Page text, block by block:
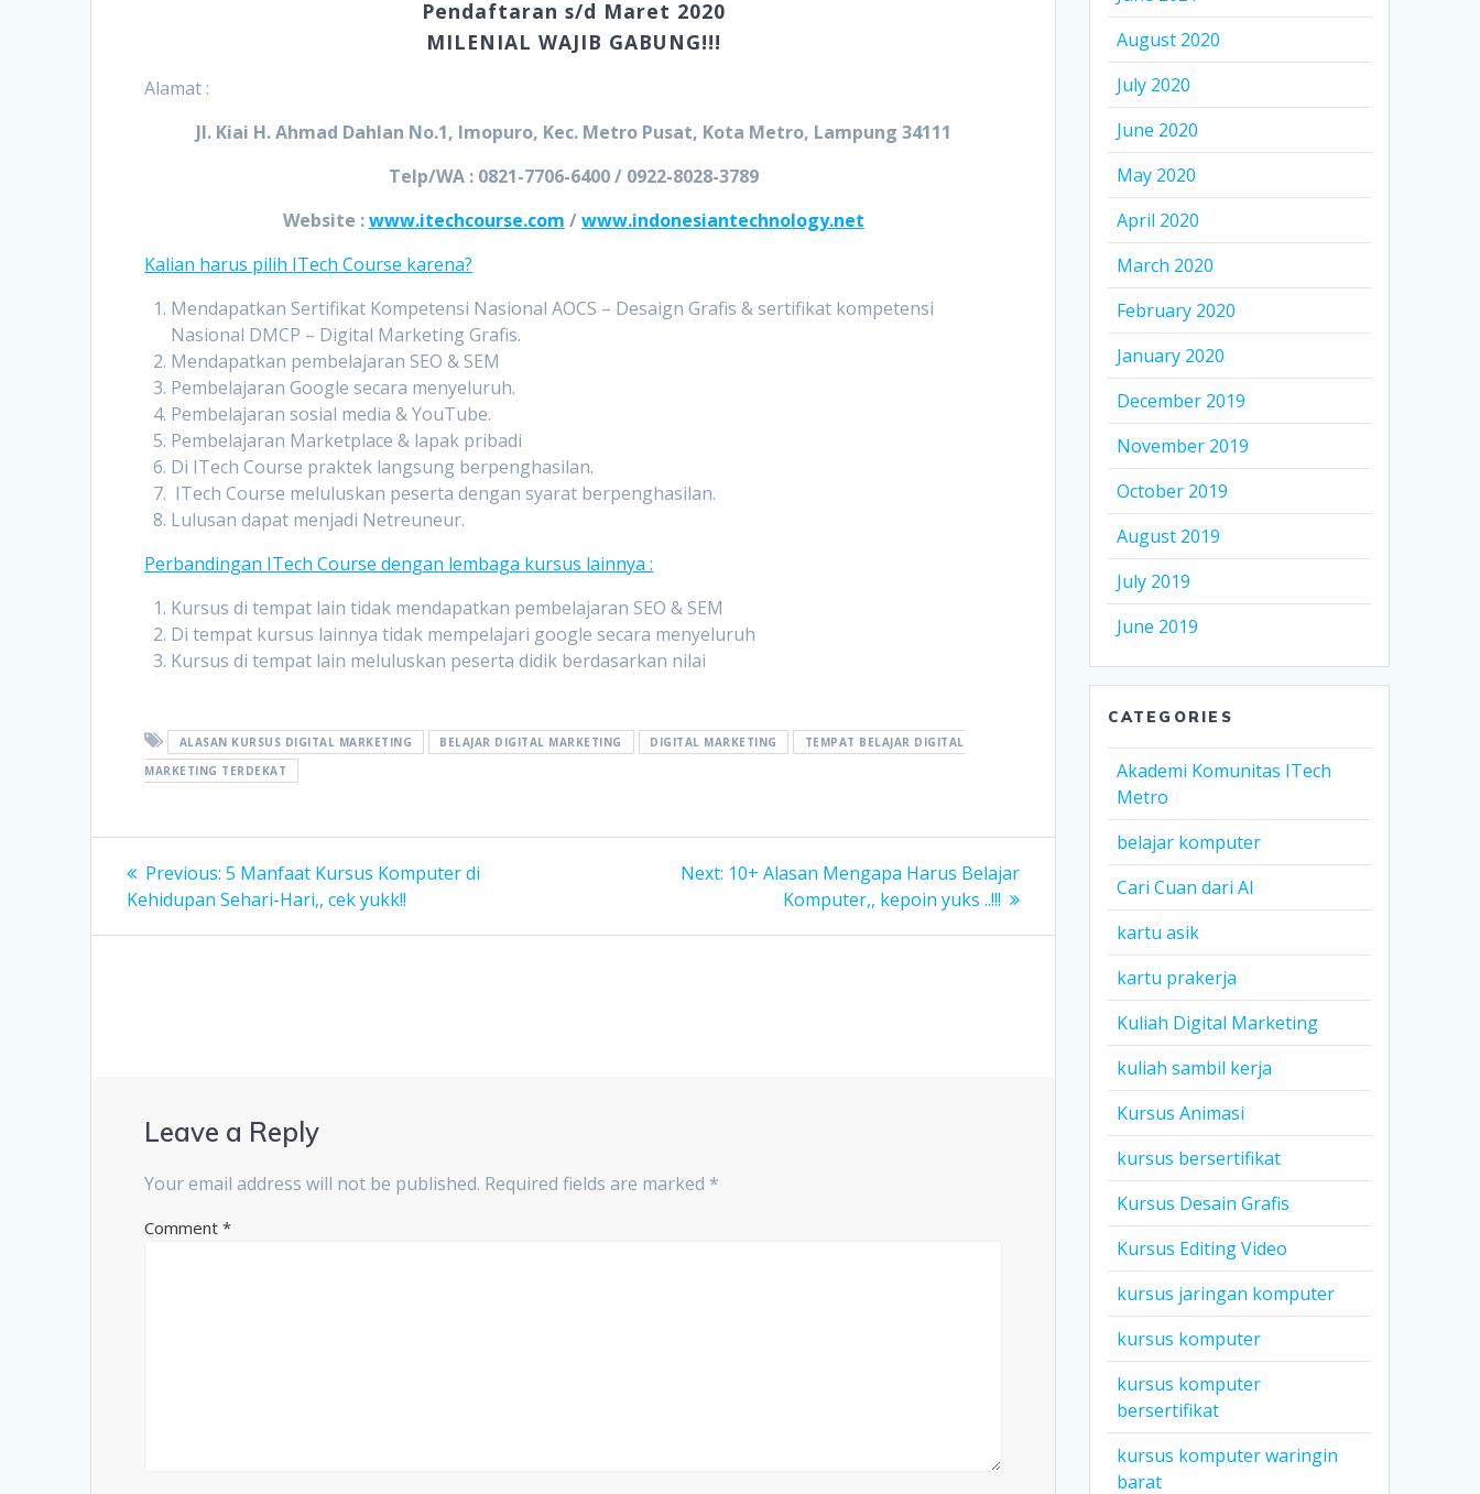
Pendaftaran s/d Maret 2020
MILENIAL WAJIB GABUNG!!!
Alamat :
Jl. Kiai H. Ahmad Dahlan No.1, Imopuro, Kec. Metro Pusat, Kota Metro, Lampung 34111
Telp/WA : 0821-7706-6400 / 0922-8028-3789
Website :www.itechcourse.com /www.indonesiantechnology.net
Kalian harus pilih ITech Course karena?
Mendapatkan Sertifikat Kompetensi Nasional AOCS – Desaign Grafis & sertifikat kompetensi
Nasional DMCP – Digital Marketing Grafis.
Mendapatkan pembelajaran SEO & SEM
Pembelajaran Google secara menyeluruh.
Pembelajaran sosial media & YouTube.
Pembelajaran Marketplace & lapak pribadi
Di ITech Course praktek langsung berpenghasilan.
ITech Course meluluskan peserta dengan syarat berpenghasilan.
Lulusan dapat menjadi Netreuneur.
Perbandingan ITech Course dengan lembaga kursus lainnya :
Kursus di tempat lain tidak mendapatkan pembelajaran SEO & SEM
Di tempat kursus lainnya tidak mempelajari google secara menyeluruh
Kursus di tempat lain meluluskan peserta didik berdasarkan nilai
ALASAN KURSUS DIGITAL MARKETING BELAJAR DIGITAL MARKETING DIGITAL MARKETING
TEMPAT BELAJAR DIGITAL
MARKETING TERDEKAT
Post
navigation
Previous: Previous
post:
5 Manfaat Kursus Komputer di
Kehidupan Sehari-Hari,, cek yukk!!
Next: Next
10+ Alasan Mengapa Harus Belajar
Komputer,, kepoin yuks ..!!!
Leave a Reply
Your email address will not be published. Required fields are marked *
Comment*
August 2020
July 2020
June 2020
May 2020
April 2020
March 2020
February 2020
January 2020
December 2019
November 2019
October 2019
August 2019
July 2019
June 2019
CATEGORIES
Akademi Komunitas ITech
Metro
belajar komputer
Cari Cuan dari AI
kartu asik
kartu prakerja
Kuliah Digital Marketing
kuliah sambil kerja
Kursus Animasi
kursus bersertifikat
Kursus Desain Grafis
Kursus Editing Video
kursus jaringan komputer
kursus komputer
kursus komputer
bersertifikat
kursus komputer waringin
barat